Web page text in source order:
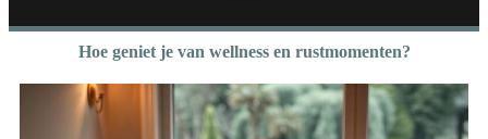
Hoe geniet je van wellness en rustmomenten?